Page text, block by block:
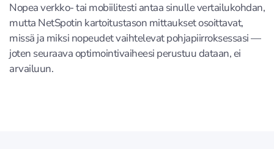
Nopea verkko- tai mobiilitesti antaa sinulle vertailukohdan,
mutta NetSpotin kartoitustason mittaukset osoittavat,
missä ja miksi nopeudet vaihtelevat pohjapiirroksessasi —
joten seuraava optimointivaiheesi perustuu dataan, ei
arvailuun.